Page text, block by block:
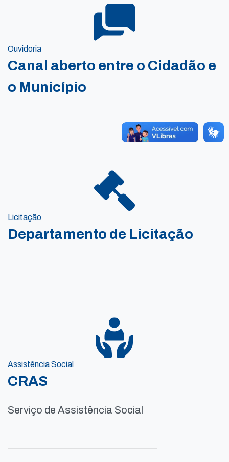
Ouvidoria
Canal aberto entre o Cidadão e
o Município
Licitação
Departamento de Licitação
Assistência Social
CRAS
Serviço de Assistência Social